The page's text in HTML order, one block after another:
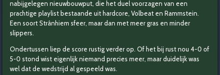
nabijgelegen nieuwbouwput, die het duel voorzagen van een
prachtige playlist bestaande uit hardcore, Volbeat en Rammstein.
Een soort Strânhiem sfeer, maar dan met meer gras en minder
slippers.
Ondertussen liep de score rustig verder op. Of het bij rust nou 4-0 of
5-0 stond wist eigenlijk niemand precies meer, maar duidelijk was
wel dat de wedstrijd al gespeeld was.